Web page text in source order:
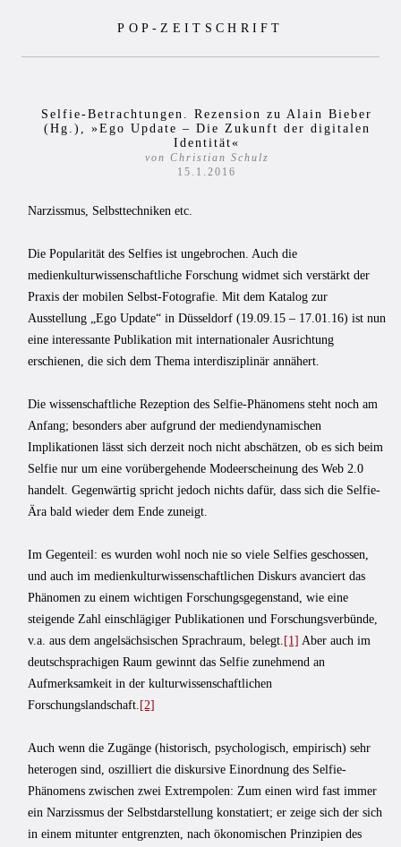
POP-ZEITSCHRIFT
Selfie-Betrachtungen. Rezension zu Alain Bieber
(Hg.), »Ego Update – Die Zukunft der digitalen
Identität«
von Christian Schulz
15.1.2016
Narzissmus, Selbsttechniken etc.
Die Popularität des Selfies ist ungebrochen. Auch die
medienkulturwissenschaftliche Forschung widmet sich verstärkt der
Praxis der mobilen Selbst-Fotografie. Mit dem Katalog zur
Ausstellung „Ego Update“ in Düsseldorf (19.09.15 – 17.01.16) ist nun
eine interessante Publikation mit internationaler Ausrichtung
erschienen, die sich dem Thema interdisziplinär annähert.
Die wissenschaftliche Rezeption des Selfie-Phänomens steht noch am
Anfang; besonders aber aufgrund der mediendynamischen
Implikationen lässt sich derzeit noch nicht abschätzen, ob es sich beim
Selfie nur um eine vorübergehende Modeerscheinung des Web 2.0
handelt. Gegenwärtig spricht jedoch nichts dafür, dass sich die Selfie-
Ära bald wieder dem Ende zuneigt.
Im Gegenteil: es wurden wohl noch nie so viele Selfies geschossen,
und auch im medienkulturwissenschaftlichen Diskurs avanciert das
Phänomen zu einem wichtigen Forschungsgegenstand, wie eine
steigende Zahl einschlägiger Publikationen und Forschungsverbünde,
v.a. aus dem angelsächsischen Sprachraum, belegt. [1] Aber auch im
deutschsprachigen Raum gewinnt das Selfie zunehmend an
Aufmerksamkeit in der kulturwissenschaftlichen
Forschungslandschaft. [2]
Auch wenn die Zugänge (historisch, psychologisch, empirisch) sehr
heterogen sind, oszilliert die diskursive Einordnung des Selfie-
Phänomens zwischen zwei Extrempolen: Zum einen wird fast immer
ein Narzissmus der Selbstdarstellung konstatiert; er zeige sich der sich
in einem mitunter entgrenzten, nach ökonomischen Prinzipien des